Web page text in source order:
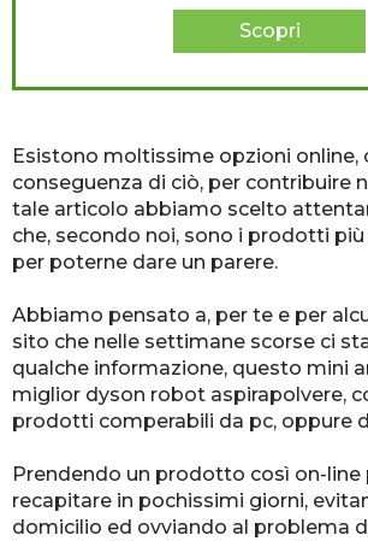
Scopri
Esistono moltissime opzioni online,
conseguenza di ciò, per contribuire
tale articolo abbiamo scelto
che, secondo noi, sono i prodotti
per poterne dare un parere.
Abbiamo pensato a, per te e per
sito che nelle settimane scorse ci
qualche informazione, questo mini
miglior dyson robot aspirapolvere,
prodotti comperabili da pc, oppure
Prendendo un prodotto così on-line
recapitare in pochissimi giorni,
domicilio ed ovviando al problema